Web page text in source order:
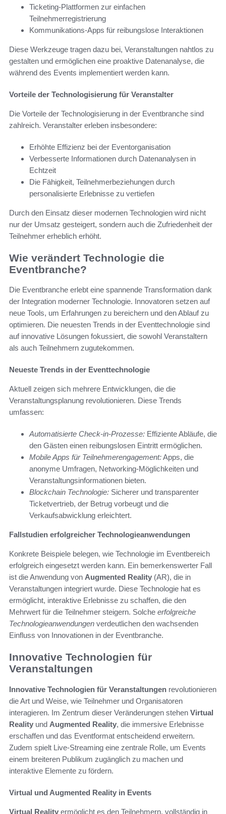
Ticketing-Plattformen zur einfachen
Teilnehmerregistrierung
Kommunikations-Apps für reibungslose Interaktionen
Diese Werkzeuge tragen dazu bei, Veranstaltungen nahtlos zu
gestalten und ermöglichen eine proaktive Datenanalyse, die
während des Events implementiert werden kann.
Vorteile der Technologisierung für Veranstalter
Die Vorteile der Technologisierung in der Eventbranche sind
zahlreich. Veranstalter erleben insbesondere:
Erhöhte Effizienz bei der Eventorganisation
Verbesserte Informationen durch Datenanalysen in
Echtzeit
Die Fähigkeit, Teilnehmerbeziehungen durch
personalisierte Erlebnisse zu vertiefen
Durch den Einsatz dieser modernen Technologien wird nicht
nur der Umsatz gesteigert, sondern auch die Zufriedenheit der
Teilnehmer erheblich erhöht.
Wie verändert Technologie die
Eventbranche?
Die Eventbranche erlebt eine spannende Transformation dank
der Integration moderner Technologie. Innovatoren setzen auf
neue Tools, um Erfahrungen zu bereichern und den Ablauf zu
optimieren. Die neuesten Trends in der Eventtechnologie sind
auf innovative Lösungen fokussiert, die sowohl Veranstaltern
als auch Teilnehmern zugutekommen.
Neueste Trends in der Eventtechnologie
Aktuell zeigen sich mehrere Entwicklungen, die die
Veranstaltungsplanung revolutionieren. Diese Trends
umfassen:
Automatisierte Check-in-Prozesse: Effiziente Abläufe, die
den Gästen einen reibungslosen Eintritt ermöglichen.
Mobile Apps für Teilnehmerengagement:Apps, die
anonyme Umfragen, Networking-Möglichkeiten und
Veranstaltungsinformationen bieten.
Blockchain Technologie: Sicherer und transparenter
Ticketvertrieb, der Betrug vorbeugt und die
Verkaufsabwicklung erleichtert.
Fallstudien erfolgreicher Technologieanwendungen
Konkrete Beispiele belegen, wie Technologie im Eventbereich
erfolgreich eingesetzt werden kann. Ein bemerkenswerter Fall
ist die Anwendung von Augmented Reality (AR), die in
Veranstaltungen integriert wurde. Diese Technologie hat es
ermöglicht, interaktive Erlebnisse zu schaffen, die den
Mehrwert für die Teilnehmer steigern. Solche erfolgreiche
Technologieanwendungen verdeutlichen den wachsenden
Einfluss von Innovationen in der Eventbranche.
Innovative Technologien für
Veranstaltungen
Innovative Technologien für Veranstaltungen revolutionieren
die Art und Weise, wie Teilnehmer und Organisatoren
interagieren. Im Zentrum dieser Veränderungen stehen Virtual
Reality und Augmented Reality, die immersive Erlebnisse
erschaffen und das Eventformat entscheidend erweitern.
Zudem spielt Live-Streaming eine zentrale Rolle, um Events
einem breiteren Publikum zugänglich zu machen und
interaktive Elemente zu fördern.
Virtual und Augmented Reality in Events
Virtual Reality ermöglicht es den Teilnehmern, vollständig in